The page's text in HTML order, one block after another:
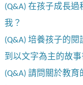
(Q&A) 在孩子成長
我？
(Q&A) 培養孩子的
到以文字為主的故事
(Q&A) 請問關於教